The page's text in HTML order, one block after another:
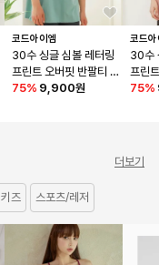
코드아이엠
30수 싱글 심볼 레터링
프린트 오버핏 반팔티
민트
75% 9,900원
코드
30수
프린
핑크
75%
더보기
키즈 스포츠/레저